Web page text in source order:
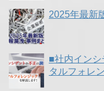
2025年最
■社内イン
タルフォレ